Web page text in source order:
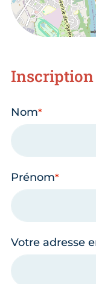
Inscription
Nom
Prénom
Votre adresse